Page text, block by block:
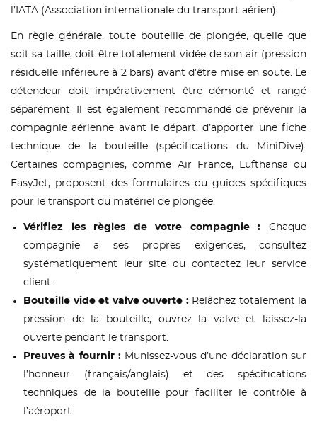
l’IATA (Association internationale du transport aérien).
En règle générale, toute bouteille de plongée, quelle que
soit sa taille, doit être totalement vidée de son air (pression
résiduelle inférieure à 2 bars) avant d’être mise en soute. Le
détendeur doit impérativement être démonté et rangé
séparément. Il est également recommandé de prévenir la
compagnie aérienne avant le départ, d’apporter une fiche
technique de la bouteille (spécifications du MiniDive).
Certaines compagnies, comme Air France, Lufthansa ou
EasyJet, proposent des formulaires ou guides spécifiques
pour le transport du matériel de plongée.
Vérifiez les règles de votre compagnie : Chaque
compagnie a ses propres exigences, consultez
systématiquement leur site ou contactez leur service
client.
Bouteille vide et valve ouverte :Relâchez totalement la
pression de la bouteille, ouvrez la valve et laissez-la
ouverte pendant le transport.
Preuves à fournir :Munissez-vous d’une déclaration sur
l’honneur (français/anglais) et des spécifications
techniques de la bouteille pour faciliter le contrôle à
l’aéroport.